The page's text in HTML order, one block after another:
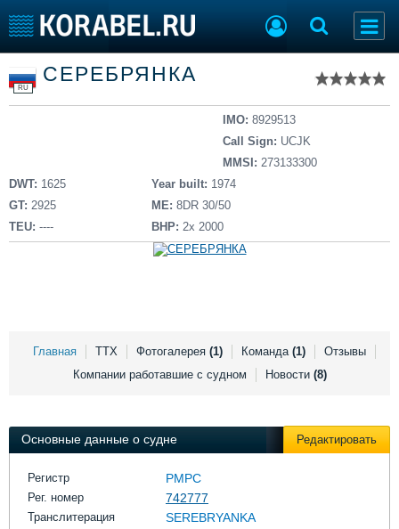
Тип судна
Добавить судно
Добавить проект
Пульс
Новости
Компании
Репутация
Торговая площадка
Доска объявлений
Продажа флота
Оборудование
Изделия
Личности
Флот
Форум
RU
СЕРЕБРЯНКА
IMO: 8929513
Call Sign: UCJK
MMSI: 273133300
DWT: 1625
GT: 2925
TEU: ----
Year built: 1974
ME: 8DR 30/50
BHP: 2x 2000
Главная ТТХ Фотогалерея (1) Команда (1)
Отзывы
Компании работавшие с судном
Новости (8)
Основные данные о судне Редактировать
Регистр РМРС
Рег. номер 742777
Транслитерация SEREBRYANKA